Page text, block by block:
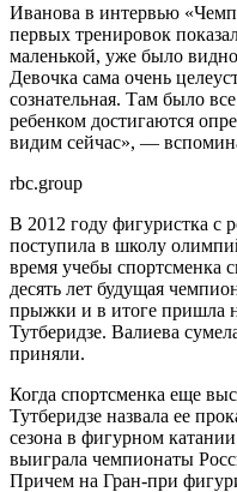
Иванова в интервью
первых тренировок
маленькой, уже было
Девочка сама очень
сознательная. Там было
ребенком достигаются
видим сейчас», —
rbc.group
В 2012 году фигуристка с
поступила в школу
время учебы спортсменка
десять лет будущая
прыжки и в итоге пришла
Тутберидзе. Валиева
приняли.
Когда спортсменка еще
Тутберидзе назвала ее
сезона в фигурном
выиграла чемпионаты
Причем на Гран-при